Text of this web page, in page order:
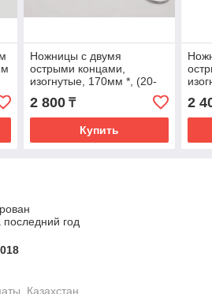
Ножницы с двумя
острыми концами,
изогнутые, 170мм *, (20-
2 800₸
Купить
2
год
Казахстан